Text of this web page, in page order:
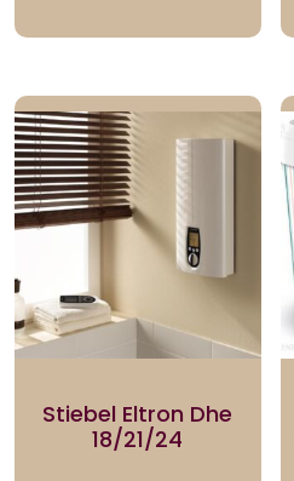
Stiebel Eltron Dhe
18/21/24